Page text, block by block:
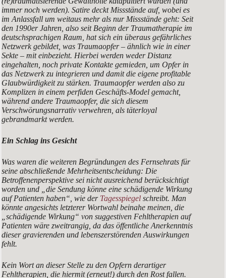
immer noch werden). Satire deckt Missstände auf, wobei es
im Anlassfall um weitaus mehr als nur Missstände geht: Seit
den 1990er Jahren, also seit Beginn der Traumatherapie im
deutschsprachigen Raum, hat sich ein überaus gefährliches
Netzwerk gebildet, was Traumaopfer – ähnlich wie in einer
Sekte – mit einbezieht. Hierbei werden weder Distanz
eingehalten, noch private Kontakte gemieden, um Opfer in
das Netzwerk zu integrieren und damit die eigene profitable
Glaubwürdigkeit zu stärken. Traumaopfer werden also zu
Komplizen in einem perfiden Geschäfts-Model gemacht,
während andere Traumaopfer, die sich diesem
Verschwörungsnarrativ verwehren, als täterloyal
gebrandmarkt werden.
Ein Schlag ins Gesicht
Was waren die weiteren Begründungen des Fernsehrats für
seine abschließende Mehrheitsentscheidung: Die
Betroffenenperspektive sei nicht ausreichend berücksichtigt
worden und
„die Sendung könne eine schädigende Wirkung
auf Patienten haben“ , wie der Tagesspiegel schreibt. Man
könnte angesichts letzterer Wortwahl beinahe meinen, die
„schädigende Wirkung“ von suggestiven Fehltherapien auf
Patienten wäre zweitrangig, da das öffentliche Anerkenntnis
dieser gravierenden und lebenszerstörenden Auswirkungen
fehlt.
Kein Wort an dieser Stelle zu den Opfern derartiger
Fehltherapien, die hiermit (erneut!) durch den Rost fallen.